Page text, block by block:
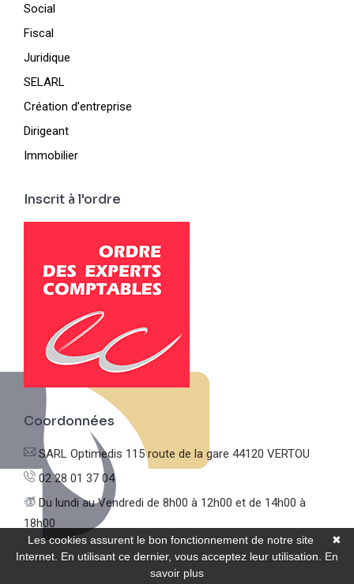
Social
Fiscal
Juridique
SELARL
Création d’entreprise
Dirigeant
Immobilier
Inscrit à l'ordre
Coordonnées
SARL Optimedis 115 route de la gare 44120 VERTOU
02 28 01 37 04
Du lundi au Vendredi de 8h00 à 12h00 et de 14h00 à
18h00
✖
Les cookies assurent le bon fonctionnement de notre site
Internet. En utilisant ce dernier, vous acceptez leur utilisation. En
savoir plus